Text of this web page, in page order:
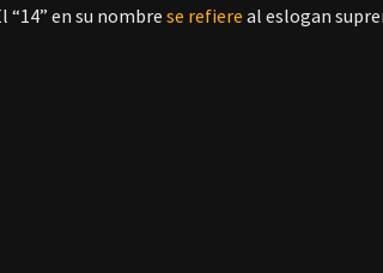
“14” en su nombrese refiere al eslogan